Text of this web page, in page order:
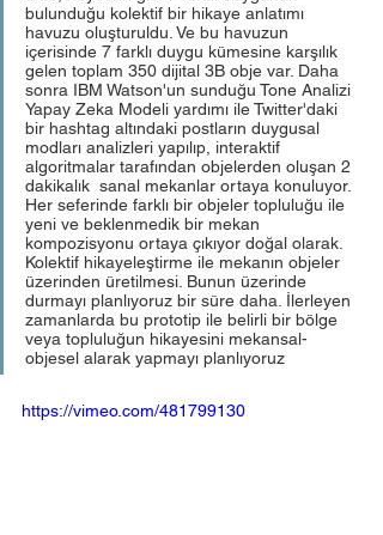
bulunduğu kolektif bir hikaye anlatımı
havuzu oluşturuldu. Ve bu havuzun
içerisinde 7 farklı duygu kümesine karşılık
gelen toplam 350 dijital 3B obje var. Daha
sonra IBM Watson'un sunduğu Tone Analizi
Yapay Zeka Modeli yardımı ile Twitter'daki
bir hashtag altındaki postların duygusal
modları analizleri yapılıp, interaktif
algoritmalar tarafından objelerden oluşan 2
dakikalık  sanal mekanlar ortaya konuluyor.
Her seferinde farklı bir objeler topluluğu ile
yeni ve beklenmedik bir mekan
kompozisyonu ortaya çıkıyor doğal olarak.
Kolektif hikayeleştirme ile mekanın objeler
üzerinden üretilmesi. Bunun üzerinde
durmayı planlıyoruz bir süre daha. İlerleyen
zamanlarda bu prototip ile belirli bir bölge
veya topluluğun hikayesini mekansal-
objesel alarak yapmayı planlıyoruz
https://vimeo.com/481799130